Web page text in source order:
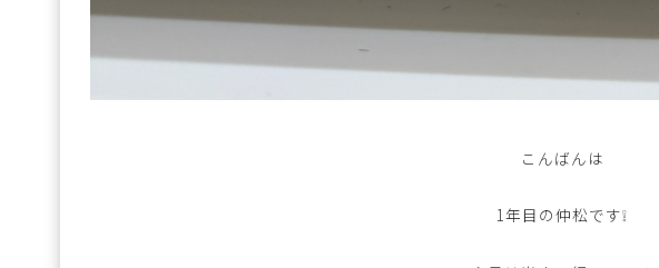
こんばんは
1年目の仲松です❕